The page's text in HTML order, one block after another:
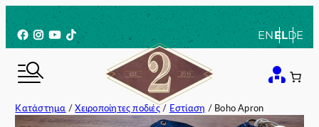
στο
περιεχόμενο
Facebook
Instagram
YouTube
TikTok ENELDE
Κατάστημα /Χειροποίητες ποδιές/ Εστίαση / Boho Apron